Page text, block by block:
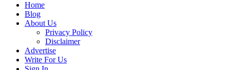
Home
Blog
About Us
Privacy Policy
Disclaimer
Advertise
Write For Us